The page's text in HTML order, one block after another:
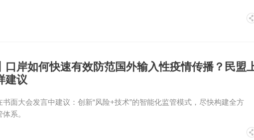
口岸如何快速有效防范国外输入性疫情传播？民盟
建议
书面大会发言中建议：创新“风险+技术”的智能化监管模式，尽快构建全方
系。